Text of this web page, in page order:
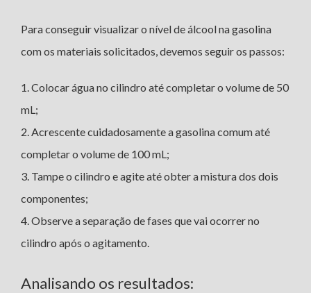
Para conseguir visualizar o nível de álcool na gasolina
com os materiais solicitados, devemos seguir os passos:
1. Colocar água no cilindro até completar o volume de 50
mL;
2. Acrescente cuidadosamente a gasolina comum até
completar o volume de 100 mL;
3. Tampe o cilindro e agite até obter a mistura dos dois
componentes;
4. Observe a separação de fases que vai ocorrer no
cilindro após o agitamento.
Analisando os resultados: